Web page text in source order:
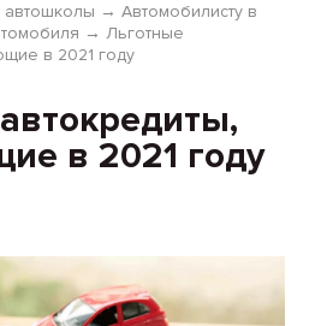
автошколы → Автомобилисту в
→ Льготные
в 2021 году
в 2021 году